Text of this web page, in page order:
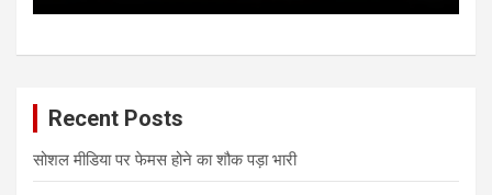
Recent Posts
सोशल मीडिया पर फेमस होने का शौक पड़ा भारी